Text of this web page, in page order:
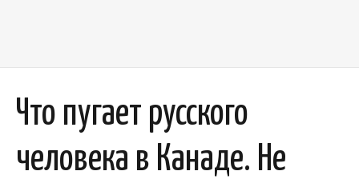
Что пугает русского
человека в Канаде. Не